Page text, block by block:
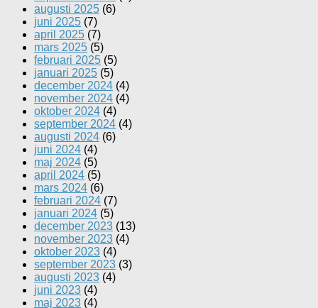
augusti 2025 (6)
juni 2025 (7)
april 2025 (7)
mars 2025 (5)
februari 2025 (5)
januari 2025 (5)
december 2024 (4)
november 2024 (4)
oktober 2024 (4)
september 2024 (4)
augusti 2024 (6)
juni 2024 (4)
maj 2024 (5)
april 2024 (5)
mars 2024 (6)
februari 2024 (7)
januari 2024 (5)
december 2023 (13)
november 2023 (4)
oktober 2023 (4)
september 2023 (3)
augusti 2023 (4)
juni 2023 (4)
maj 2023 (4)